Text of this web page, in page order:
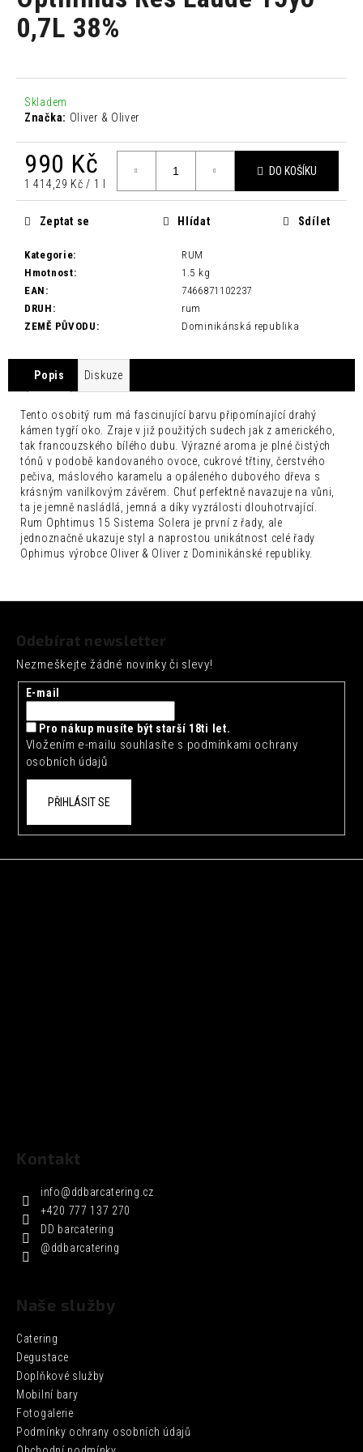
0,0
z0,7L 38%
Skladem
Značka: Oliver & Oliver
990 Kč
Měrná
cena:
1 414,29 Kč / 1 l
DO KOŠÍKU
Kategorie:
RUM
Hmotnost:
1.5 kg
EAN :
7466871102237
DRUH :
rum
ZEMĚ PŮVODU : Dominikánská republika
Zeptat se Hlídat Sdílet
Popis Diskuze
Tento osobitý rum má fascinující barvu připomínající drahý
kámen tygří oko. Zraje v již použitých sudech jak z amerického,
tak francouzského bílého dubu. Výrazné aroma je plné čistých
tónů v podobě kandovaného ovoce, cukrové třtiny, čerstvého
pečiva, máslového karamelu a opáleného dubového dřeva s
krásným vanilkovým závěrem. Chuť perfektně navazuje na vůni,
ta je jemně nasládlá, jemná a díky vyzrálosti dlouhotrvající.
Rum Ophtimus 15 Sistema Solera je první z řady, ale
jednoznačně ukazuje styl a naprostou unikátnost celé řady
Ophimus výrobce Oliver & Oliver z Dominikánské republiky.
a
j
t
?
HLEDAT
D
o
p
o
č
e
m
e
ARTISAN
TOKYO
YUZU
TONIC
0,2L
35
Odebírat newsletter
Nezmeškejte žádné novinky či slevy!
E-mail
Pro nákup musíte být starší 18ti let.
Vložením e-mailu souhlasíte s podmínkami ochrany
osobních údajů
PŘIHLÁSIT SE
Kontakt
info@ddbarcatering.cz
+420 777 137 270
DD barcatering
@ddbarcatering
Naše služby
Catering
Degustace
Doplňkové služby
Mobilní bary
Fotogalerie
Podmínky ochrany osobních údajů